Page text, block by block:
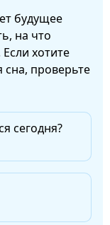
будущее
на что
хотите
сна, проверьте
сегодня?